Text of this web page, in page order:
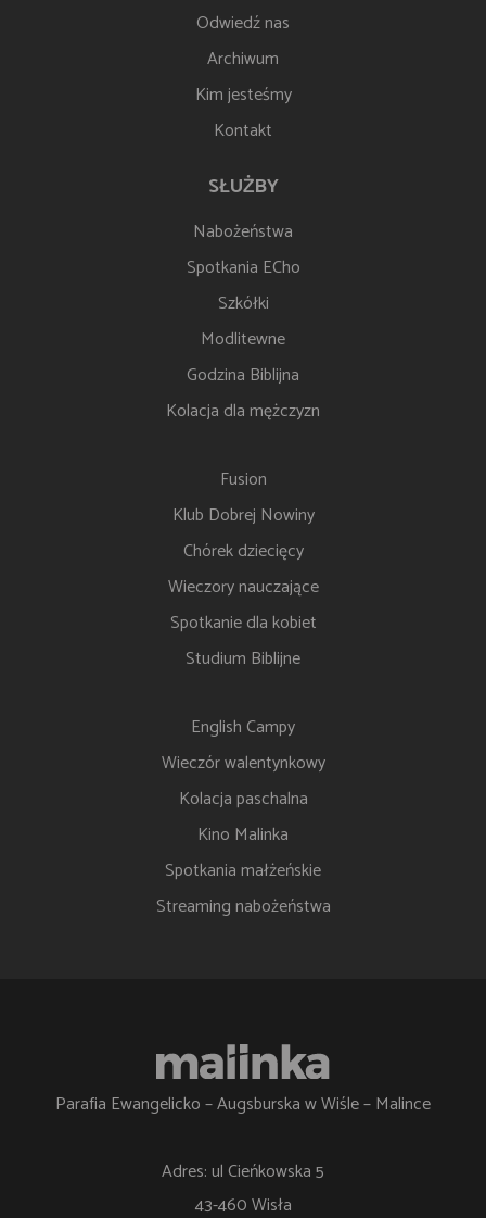
Odwiedź nas
Archiwum
Kim jesteśmy
Kontakt
SŁUŻBY
Nabożeństwa
Spotkania ECho
Szkółki
Modlitewne
Godzina Biblijna
Kolacja dla mężczyzn
Fusion
Klub Dobrej Nowiny
Chórek dziecięcy
Wieczory nauczające
Spotkanie dla kobiet
Studium Biblijne
English Campy
Wieczór walentynkowy
Kolacja paschalna
Kino Malinka
Spotkania małżeńskie
Streaming nabożeństwa
Parafia Ewangelicko – Augsburska w Wiśle – Malince
Adres: ul Cieńkowska 5
43-460 Wisła